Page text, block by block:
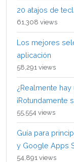
20 atajos de
61,308 views
Los mejores
aplicación
58,291 views
¿Realmente
¡Rotundamente
55,554 views
Guía para
y Google Apps
54,891 views